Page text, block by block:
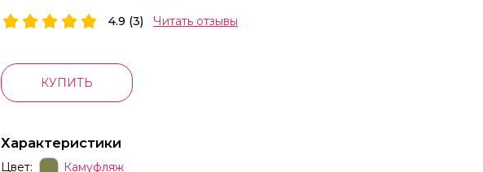
4.9 (3) Читать отзывы
КУПИТЬ
Характеристики
Цвет: Камуфляж